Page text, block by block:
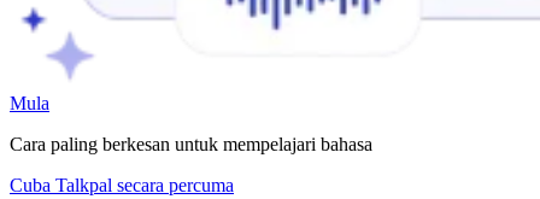
Mula
Cara paling berkesan untuk mempelajari bahasa
Cuba Talkpal secara percuma